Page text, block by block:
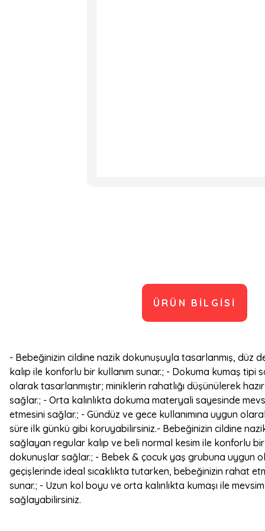
ÜRÜN BILGISI
- Bebeğinizin cildine nazik dokunuşuyla tasarlanmış, düz
kalıp ile konforlu bir kullanım sunar.; - Dokuma kumaş
olarak tasarlanmıştır; miniklerin rahatlığı düşünülerek
sağlar.; - Orta kalınlıkta dokuma materyali sayesinde
etmesini sağlar.; - Gündüz ve gece kullanımına uygun
süre ilk günkü gibi koruyabilirsiniz.- Bebeğinizin cildine
sağlayan regular kalıp ve beli normal kesim ile konforlu
dokunuşlar sağlar.; - Bebek & çocuk yaş grubuna uygun
geçişlerinde ideal sıcaklıkta tutarken, bebeğinizin rahat
sunar.; - Uzun kol boyu ve orta kalınlıkta kumaşı ile
sağlayabilirsiniz.